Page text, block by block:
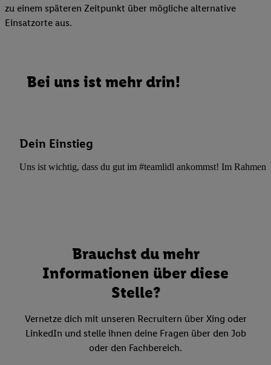
zu einem späteren Zeitpunkt über mögliche alternative
Einsatzorte aus.
Bei uns ist mehr drin!
Dein Einstieg
Uns ist wichtig, dass du gut im #teamlidl ankommst! Im Rahmen
Brauchst du mehr
Informationen über diese
Stelle?
Vernetze dich mit unseren Recruitern über Xing oder
LinkedIn und stelle ihnen deine Fragen über den Job
oder den Fachbereich.